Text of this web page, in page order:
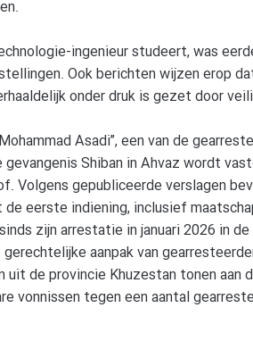
ingenieur studeert, was
Ook berichten wijzen erop
onder druk is gezet door
Asadi”, een van de
Shiban in Ahvaz wordt
Volgens gepubliceerde verslagen
eerste indiening, inclusief
zijn arrestatie in januari 2026 in
aanpak van
uit de provincie Khuzestan tonen
vonnissen tegen een aantal